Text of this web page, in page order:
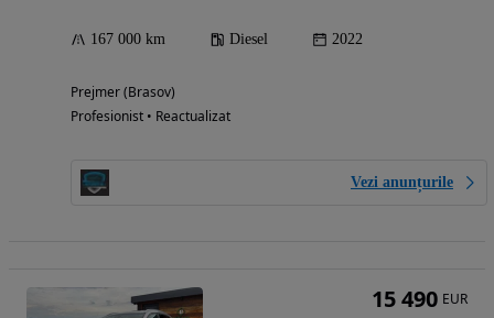
167 000 km Diesel 2022
Prejmer (Brasov)
Profesionist • Reactualizat
Vezi anunțurile
15 490 EUR